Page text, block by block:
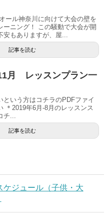
ール神奈川に向けて大会の壁を
ーニング！ この騒動で大会が開
もありますが、屋...
記事を読む
月 レッスンプラン一
という方はコチラのPDFファイ
＊2019年6月-8月のレッスンス
...
記事を読む
ケジュール（子供・大